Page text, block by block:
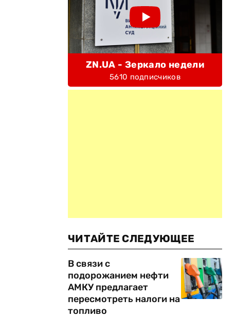
ZN.UA - Зеркало недели
5610 подписчиков
ЧИТАЙТЕ СЛЕДУЮЩЕЕ
В связи с
подорожанием нефти
АМКУ предлагает
пересмотреть налоги на
топливо